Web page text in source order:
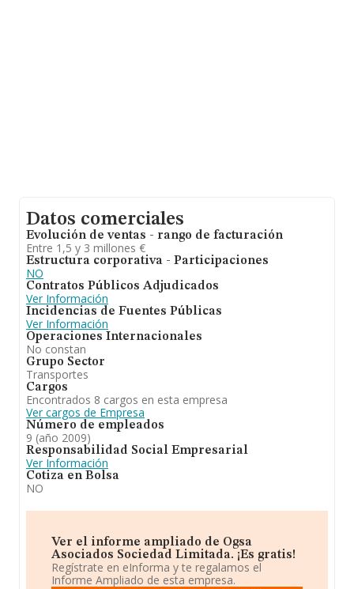
Datos comerciales
Evolución de ventas - rango de facturación
Entre 1,5 y 3 millones €
Estructura corporativa - Participaciones
NO
Contratos Públicos Adjudicados
Ver Información
Incidencias de Fuentes Públicas
Ver Información
Operaciones Internacionales
No constan
Grupo Sector
Transportes
Cargos
Encontrados 8 cargos en esta empresa
Ver cargos de Empresa
Número de empleados
9 (año 2009)
Responsabilidad Social Empresarial
Ver Información
Cotiza en Bolsa
NO
Ver el informe ampliado de Ogsa
Asociados Sociedad Limitada. ¡Es gratis!
Regístrate en eInforma y te regalamos el
Informe Ampliado de esta empresa.